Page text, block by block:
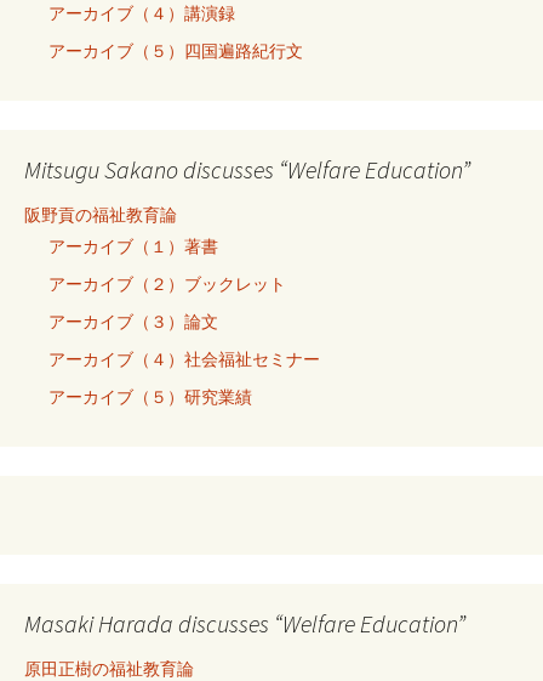
アーカイブ（４）講演録
アーカイブ（５）四国遍路紀行文
Mitsugu Sakano discusses “Welfare Education”
阪野貢の福祉教育論
アーカイブ（１）著書
アーカイブ（２）ブックレット
アーカイブ（３）論文
アーカイブ（４）社会福祉セミナー
アーカイブ（５）研究業績
Masaki Harada discusses “Welfare Education”
原田正樹の福祉教育論